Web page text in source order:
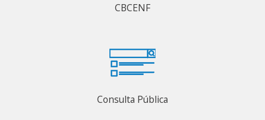
CBCENF
Consulta Pública